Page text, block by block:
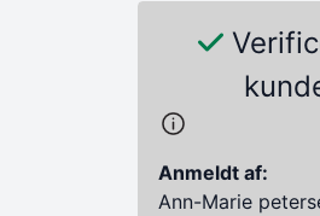
Anmeldt af:
Ann-Marie